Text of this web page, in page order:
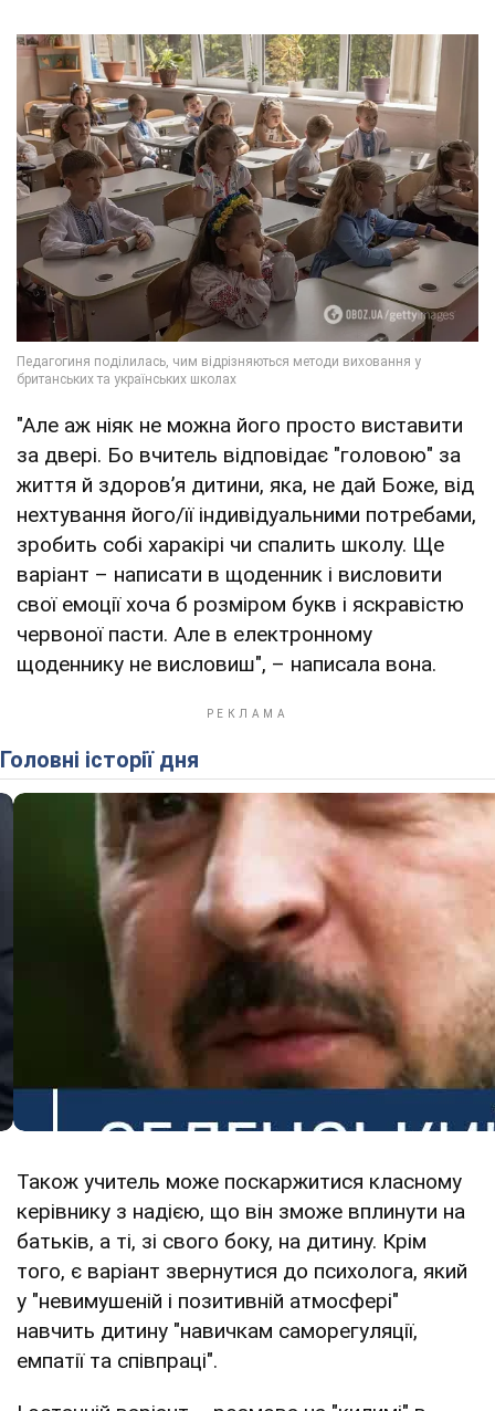
"Але аж ніяк не можна його просто виставити
за двері. Бо вчитель відповідає "головою" за
життя й здоров’я дитини, яка, не дай Боже, від
нехтування його/її індивідуальними потребами,
зробить собі харакірі чи спалить школу. Ще
варіант – написати в щоденник і висловити
свої емоції хоча б розміром букв і яскравістю
червоної пасти. Але в електронному
щоденнику не висловиш", – написала вона.
Головні історії дня
Також учитель може поскаржитися класному
керівнику з надією, що він зможе вплинути на
батьків, а ті, зі свого боку, на дитину. Крім
того, є варіант звернутися до психолога, який
у "невимушеній і позитивній атмосфері"
навчить дитину "навичкам саморегуляції,
емпатії та співпраці".